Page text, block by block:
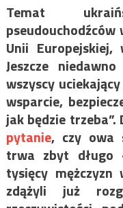
Temat
Unii
Jeszcze
wszyscy
wsparcie,
jak będzie trzeba”.
pytanie, czy owa
trwa zbyt długo
tysięcy
zdążyli już